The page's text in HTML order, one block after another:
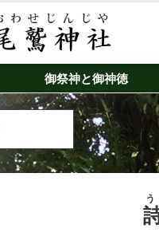
御祭神と御神徳